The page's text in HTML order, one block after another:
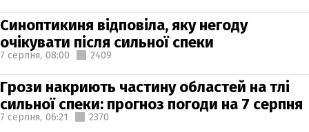
Синоптикиня відповіла, яку негоду
очікувати після сильної спеки
7 серпня, 08:00 2409
Грози накриють частину областей на тлі
сильної спеки: прогноз погоди на 7 серпня
7 серпня, 06:21 2370